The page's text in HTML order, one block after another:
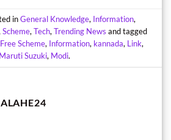
inGeneral Knowledge, Information,
Scheme,Tech,Trending News and tagged
Free Scheme, Information, kannada, Link,
Maruti Suzuki, Modi.